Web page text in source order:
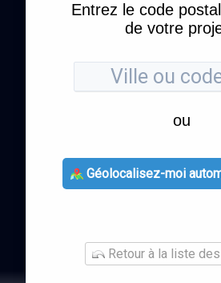
Entrez le code
de votre
ou
Géolocalisez-moi
Retour à la liste